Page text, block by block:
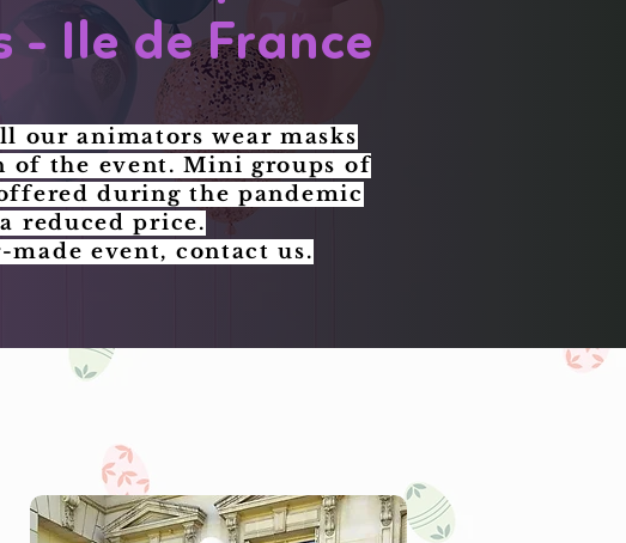
- Ile de France
our animators wear masks
of the event. Mini groups of
during the pandemic
reduced price.
event, contact us.